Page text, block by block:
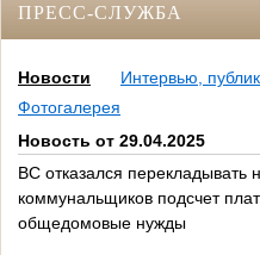
ПРЕСС-СЛУЖБА
Новости
Интервью,
Фотогалерея
Новость от 29.04.2025
ВС отказался перекладывать
коммунальщиков подсчет
общедомовые нужды